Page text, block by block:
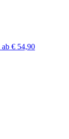
ab € 54,90